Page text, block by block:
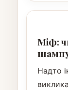
Міф:
Надто